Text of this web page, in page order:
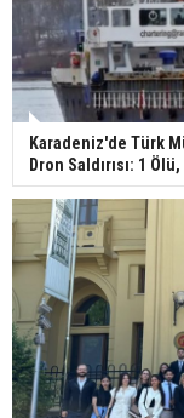
Karadeniz'de Türk
Dron Saldırısı: 1